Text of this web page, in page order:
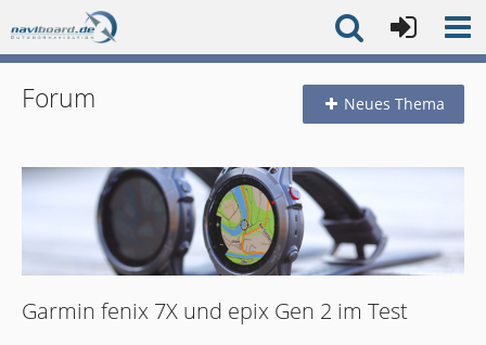
Forum Neues Thema
Garmin fenix 7X und epix Gen 2 im Test